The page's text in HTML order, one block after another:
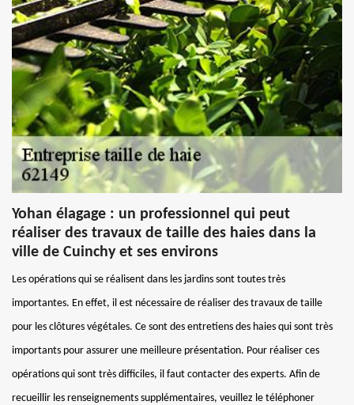
Yohan élagage : un professionnel qui peut
réaliser des travaux de taille des haies dans la
ville de Cuinchy et ses environs
Les opérations qui se réalisent dans les jardins sont toutes très
importantes. En effet, il est nécessaire de réaliser des travaux de taille
pour les clôtures végétales. Ce sont des entretiens des haies qui sont très
importants pour assurer une meilleure présentation. Pour réaliser ces
opérations qui sont très difficiles, il faut contacter des experts. Afin de
recueillir les renseignements supplémentaires, veuillez le téléphoner